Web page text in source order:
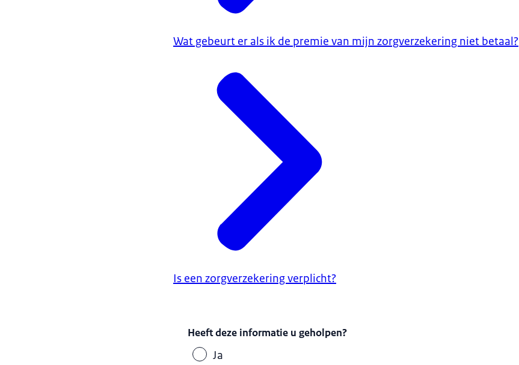
Wat gebeurt er als ik de premie van mijn zorgverzekering niet betaal?
Is een zorgverzekering verplicht?
Heeft deze informatie u geholpen?
Ja